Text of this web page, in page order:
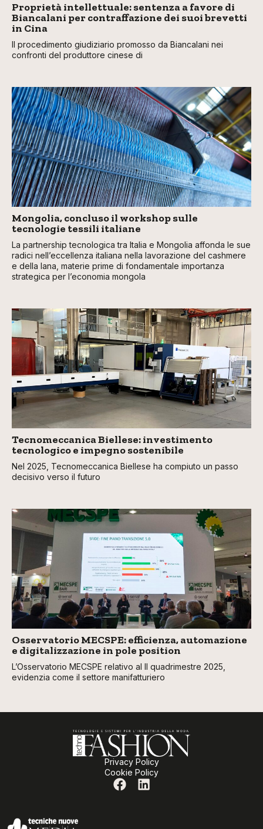
Proprietà intellettuale: sentenza a favore di
Biancalani per contraffazione dei suoi brevetti
in Cina
Il procedimento giudiziario promosso da Biancalani nei
confronti del produttore cinese di
Mongolia, concluso il workshop sulle
tecnologie tessili italiane
La partnership tecnologica tra Italia e Mongolia affonda le sue
radici nell’eccellenza italiana nella lavorazione del cashmere
e della lana, materie prime di fondamentale importanza
strategica per l’economia mongola
Tecnomeccanica Biellese: investimento
tecnologico e impegno sostenibile
Nel 2025, Tecnomeccanica Biellese ha compiuto un passo
decisivo verso il futuro
Osservatorio MECSPE: efficienza, automazione
e digitalizzazione in pole position
L’Osservatorio MECSPE relativo al II quadrimestre 2025,
evidenzia come il settore manifatturiero
Privacy Policy
Cookie Policy